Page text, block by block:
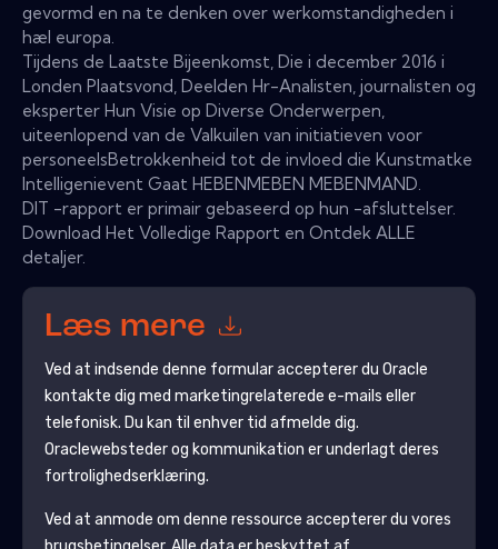
gevormd en na te denken over werkomstandigheden i
hæl europa.
Tijdens de Laatste Bijeenkomst, Die i december 2016 i
Londen Plaatsvond, Deelden Hr-Analisten, journalisten og
eksperter Hun Visie op Diverse Onderwerpen,
uiteenlopend van de Valkuilen van initiatieven voor
personeelsBetrokkenheid tot de invloed die Kunstmatke
Intelligenievent Gaat HEBENMEBEN MEBENMAND.
DIT -rapport er primair gebaseerd op hun -afsluttelser.
Download Het Volledige Rapport en Ontdek ALLE
detaljer.
Læs mere
Ved at indsende denne formular accepterer du Oracle
kontakte dig med marketingrelaterede e-mails eller
telefonisk. Du kan til enhver tid afmelde dig.
Oraclewebsteder og kommunikation er underlagt deres
fortrolighedserklæring.
Ved at anmode om denne ressource accepterer du vores